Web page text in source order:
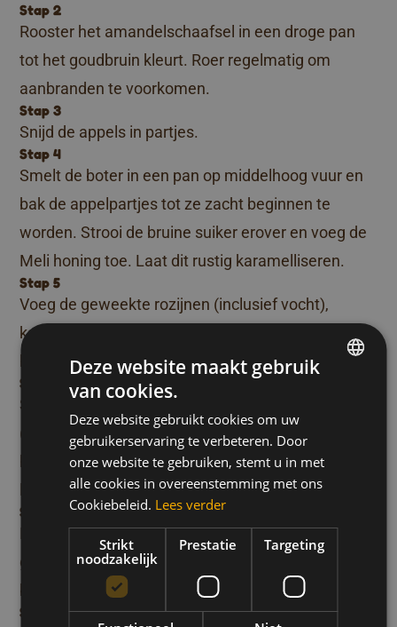
Stap 2
Rooster het amandelschaafsel in een droge pan
tot het goudbruin kleurt. Roer regelmatig om
aanbranden te voorkomen.
Stap 3
Snijd de appels in partjes.
Stap 4
Smelt de boter in een pan op middelhoog vuur en
bak de appelpartjes tot ze zacht beginnen te
worden. Strooi de bruine suiker erover en voeg de
Meli honing toe. Laat dit rustig karamelliseren.
Stap 5
Voeg de geweekte rozijnen (inclusief vocht),
kaneel en steranijs toe. Laat alles kort sudderen en
haal vervolgens de appeltjes en saus uit de pan.
Stap 6
Snijd de Meli honingkoek in kleinere stukken
(bijvoorbeeld diagonaal in tweeën). Bak de
honingkoek in dezelfde pan op hoog vuur tot deze
licht krokant wordt.
Stap 7
Leg een sneetje honingkoek op elk bord. Voeg wat
gekarameliseerde appeltjes toe en schep er een
bolletje vanille-ijs bovenop.
Stap 8
Deze website maakt gebruik
van cookies.
Deze website gebruikt cookies om uw
gebruikerservaring te verbeteren. Door
onze website te gebruiken, stemt u in met
alle cookies in overeenstemming met ons
Cookiebeleid. Lees verder
Strikt
noodzakelijk
Prestatie Targeting